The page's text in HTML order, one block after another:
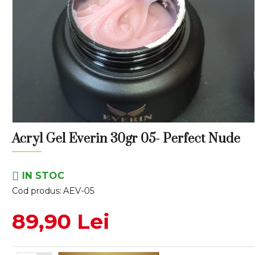
Acryl Gel Everin 30gr 05- Perfect Nude
IN STOC
Cod produs: AEV-05
89,90 Lei